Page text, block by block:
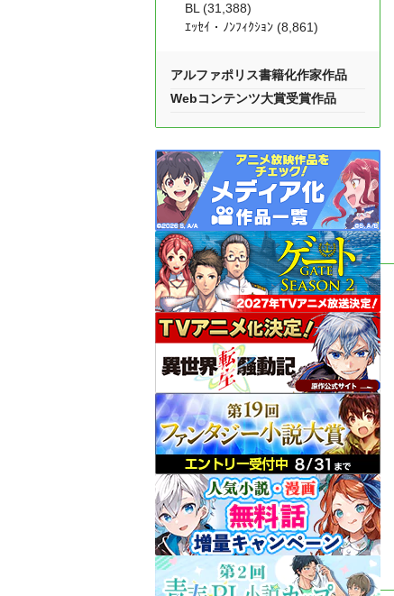
BL (31,388)
ｴｯｾｲ・ﾉﾝﾌｨｸｼｮﾝ (8,861)
アルファポリス書籍化作家作品
Webコンテンツ大賞受賞作品